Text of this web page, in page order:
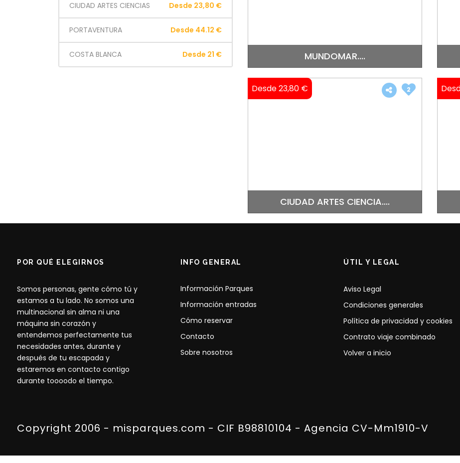
CIUDAD ARTES CIENCIAS Desde 23,80 €
PORTAVENTURA Desde 44.12 €
COSTA BLANCA Desde 21 € MUNDOMAR....
Desde 23,80 €
CIUDAD ARTES CIENCIA....
2
POR QUÉ ELEGIRNOS
Somos personas, gente cómo tú y
estamos a tu lado. No somos una
multinacional sin alma ni una
máquina sin corazón y
entendemos perfectamente tus
necesidades antes, durante y
después de tu escapada y
estaremos en contacto contigo
durante toooodo el tiempo.
INFO GENERAL
Información Parques
Información entradas
Cómo reservar
Contacto
Sobre nosotros
ÚTIL Y LEGAL
Aviso Legal
Condiciones generales
Política de privacidad y cookies
Contrato viaje combinado
Volver a inicio
Copyright 2006 - misparques.com - CIF B98810104 - Agencia CV-Mm1910-V